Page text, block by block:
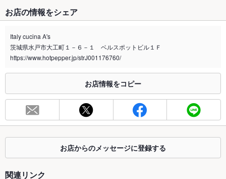
禁煙・喫煙
全席喫煙可
喫煙専用室 なし
合わせください。
お席
56席(カウンター・テーブル・個室・ソファ席ございます)
容人数
個室
あり ：個室のご用意ございます※ご利用の場合、利用料として
お店の情報をシェア
Italy cucina A's
茨城県水戸市大工町１－６－１ ベルスポットビル１Ｆ
https://www.hotpepper.jp/strJ001176760/
お店情報をコピー
お店からのメッセージに登録する
関連リンク